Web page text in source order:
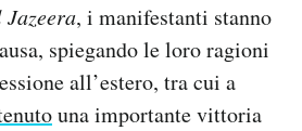
Jazeera, i manifestanti stanno
spiegando le loro ragioni
all’estero, tra cui a
una importante vittoria